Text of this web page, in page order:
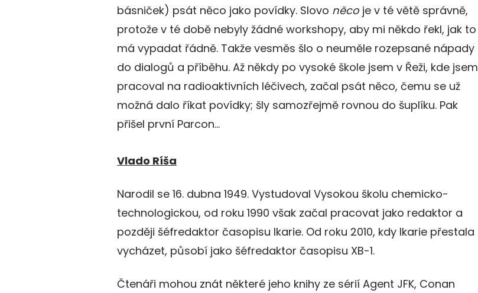
básniček) psát něco jako povídky. Slovo něcoje v té větě správně,
protože v té době nebyly žádné workshopy, aby mi někdo řekl, jak to
má vypadat řádně. Takže vesměs šlo o neuměle rozepsané nápady
do dialogů a příběhu. Až někdy po vysoké škole jsem v Řeži, kde jsem
pracoval na radioaktivních léčivech, začal psát něco, čemu se už
možná dalo říkat povídky; šly samozřejmě rovnou do šuplíku. Pak
přišel první Parcon…
Vlado Ríša
Narodil se 16. dubna 1949. Vystudoval Vysokou školu chemicko-
technologickou, od roku 1990 však začal pracovat jako redaktor a
později šéfredaktor časopisu Ikarie. Od roku 2010, kdy Ikarie přestala
vycházet, působí jako šéfredaktor časopisu XB-1.
Čtenáři mohou znát některé jeho knihy ze sérií Agent JFK, Conan